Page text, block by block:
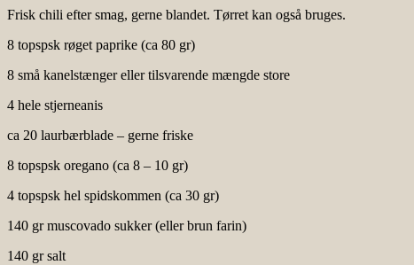
Frisk chili efter smag, gerne blandet. Tørret kan også bruges.
8 topspsk røget paprike (ca 80 gr)
8 små kanelstænger eller tilsvarende mængde store
4 hele stjerneanis
ca 20 laurbærblade – gerne friske
8 topspsk oregano (ca 8 – 10 gr)
4 topspsk hel spidskommen (ca 30 gr)
140 gr muscovado sukker (eller brun farin)
140 gr salt